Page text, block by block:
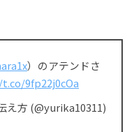
）のアテンドさ
9fp22j0cOa
え方 (@yurika10311)